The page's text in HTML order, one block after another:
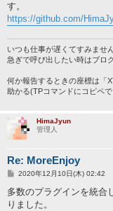
す。
https://github.com/
いつも仕事が遅くてすみませ
急ぎで呼び出したい時はブロ
何か報告するときの座標は「
助かる(TPコマンドにコピペ
HimaJyun
管理人
Re: MoreEnjoy
投
記
事
2020年12月10日(木) 02:42
多数のプラグインを統合
りました。